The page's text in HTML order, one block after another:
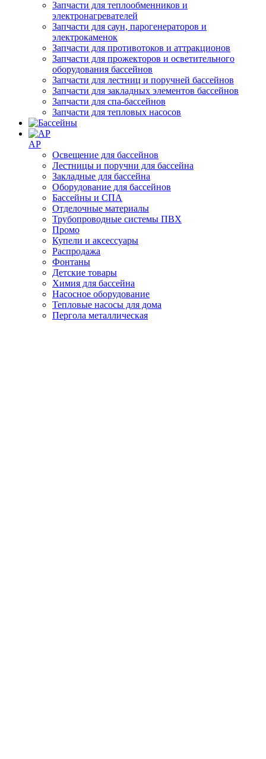
Запчасти для теплообменников и
электронагревателей
Запчасти для саун, парогенераторов и
электрокаменок
Запчасти для противотоков и аттракционов
Запчасти для прожекторов и осветительного
оборудования бассейнов
Запчасти для лестниц и поручней бассейнов
Запчасти для закладных элементов бассейнов
Запчасти для спа-бассейнов
Запчасти для тепловых насосов
AP
Освещение для бассейнов
Лестницы и поручни для бассейна
Закладные для бассейна
Оборудование для бассейнов
Бассейны и СПА
Отделочные материалы
Трубопроводные системы ПВХ
Промо
Купели и аксессуары
Распродажа
Фонтаны
Детские товары
Химия для бассейна
Насосное оборудование
Тепловые насосы для дома
Пергола металлическая